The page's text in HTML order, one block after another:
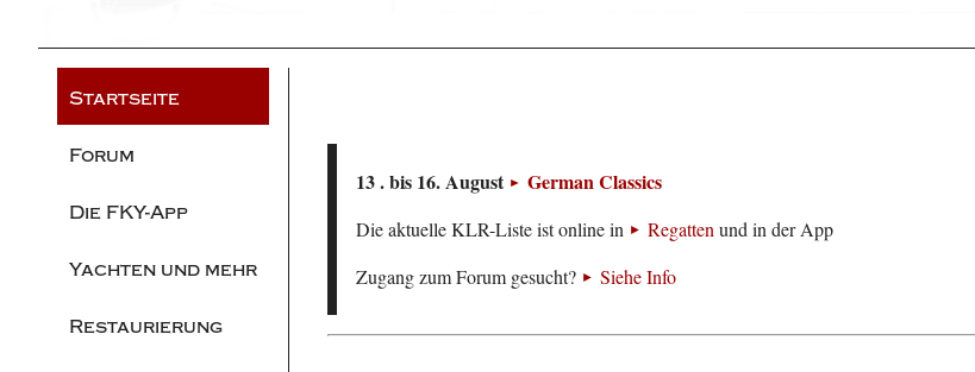
Startseite
Forum
Die FKY-App
Yachten und mehr
Restaurierung
13 . bis 16. August German Classics
Die aktuelle KLR-Liste ist online in Regattenund in der App
Zugang zum Forum gesucht?
Siehe Info